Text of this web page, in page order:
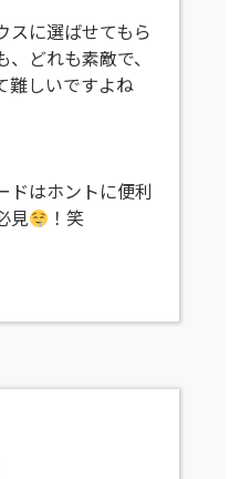
スに選ばせてもら
どれも素敵で、
難しいですよね
ドはホントに便利
見
！笑